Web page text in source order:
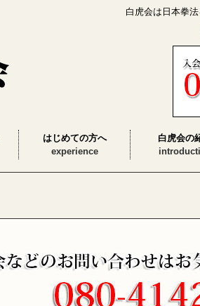
白虎会は日本拳
はじめての方へ
experience
白虎会の